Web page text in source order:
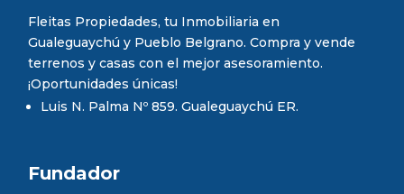
Fleitas Propiedades, tu Inmobiliaria en
Gualeguaychú y Pueblo Belgrano. Compra y vende
terrenos y casas con el mejor asesoramiento.
¡Oportunidades únicas!
Luis N. Palma Nº 859. Gualeguaychú ER.
Fundador